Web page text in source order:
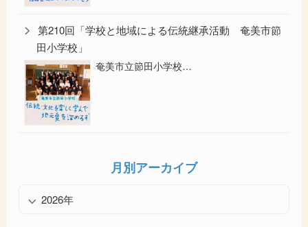
第210回「学校と地域による伝統継承活動 奄美市節
田小学校」
奄美市立節田小学校…
月別アーカイブ
2026年